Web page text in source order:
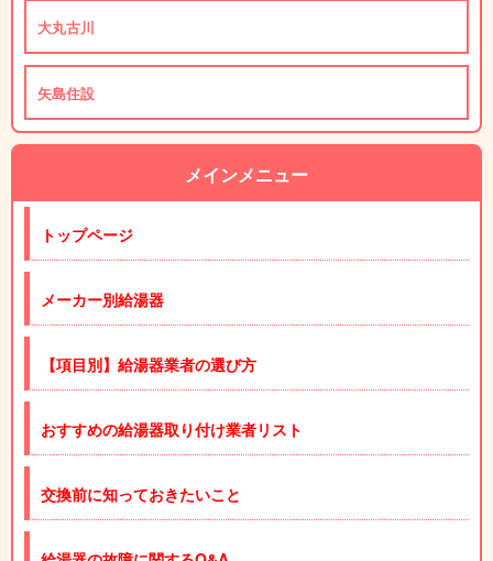
大丸古川
矢島住設
メインメニュー
トップページ
メーカー別給湯器
【項目別】給湯器業者の選び方
おすすめの給湯器取り付け業者リスト
交換前に知っておきたいこと